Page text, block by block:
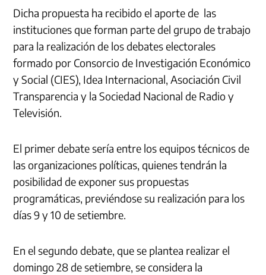
Dicha propuesta ha recibido el aporte de las
instituciones que forman parte del grupo de trabajo
para la realización de los debates electorales
formado por Consorcio de Investigación Económico
y Social (CIES), Idea Internacional, Asociación Civil
Transparencia y la Sociedad Nacional de Radio y
Televisión.
El primer debate sería entre los equipos técnicos de
las organizaciones políticas, quienes tendrán la
posibilidad de exponer sus propuestas
programáticas, previéndose su realización para los
días 9 y 10 de setiembre.
En el segundo debate, que se plantea realizar el
domingo 28 de setiembre, se considera la